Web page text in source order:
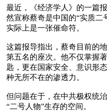
最近，《经济学人》的一篇
然宣称蔡奇是中国的“实质二
实际上是一张催命符。
这篇报导指出，蔡奇目前的
第五名的座次。他不仅掌握
匙，更在国家安全、意识形
种无所不在的渗透力。
但问题在于，在中共极权统
“二号人物”生存的空间。